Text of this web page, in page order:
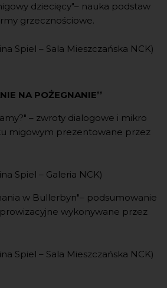
dziecięcy"– nauka podstaw
grzecznościowe.
Spiel – Sala Mieszczańska NCK)
NA POŻEGNANIE’’
– zwroty dialogowe i mikro
migowym prezentowane przez
Spiel – Galeria NCK)
w Bullerbyn"– podsumowanie
wykonywane przez
Spiel – Sala Mieszczańska NCK)